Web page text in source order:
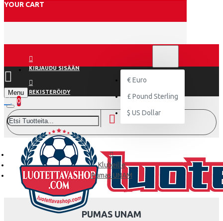
YOUR CART
KIRJAUDU SISÄÄN
REKISTERÖIDY
€ Euro
£ Pound Sterling
$ US Dollar
Menu
0
Klubeille
Pumas UNAM
PUMAS UNAM